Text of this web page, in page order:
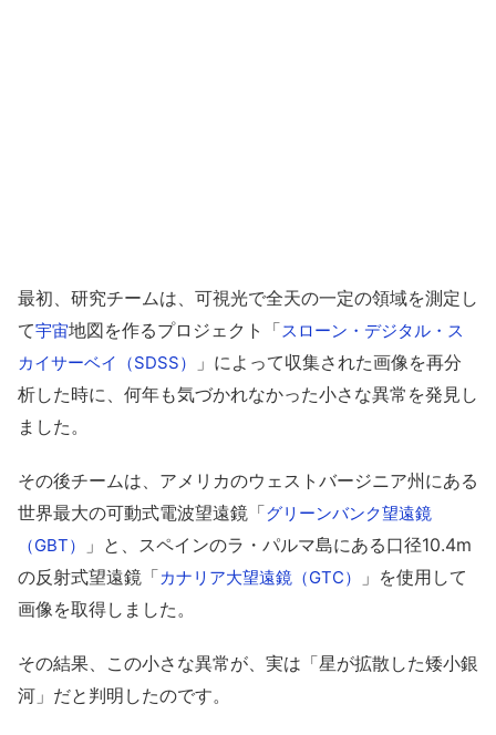
最初、研究チームは、可視光で全天の一定の領域を測定し
て宇宙地図を作るプロジェクト「スローン・デジタル・ス
カイサーベイ（SDSS）
」によって収集された画像を再分
析した時に、何年も気づかれなかった小さな異常を発見し
ました。
その後チームは、アメリカのウェストバージニア州にある
世界最大の可動式電波望遠鏡「グリーンバンク望遠鏡
（GBT）
」と、スペインのラ・パルマ島にある口径10.4m
の反射式望遠鏡「カナリア大望遠鏡（GTC）
」を使用して
画像を取得しました。
その結果、この小さな異常が、実は「星が拡散した矮小銀
河」だと判明したのです。